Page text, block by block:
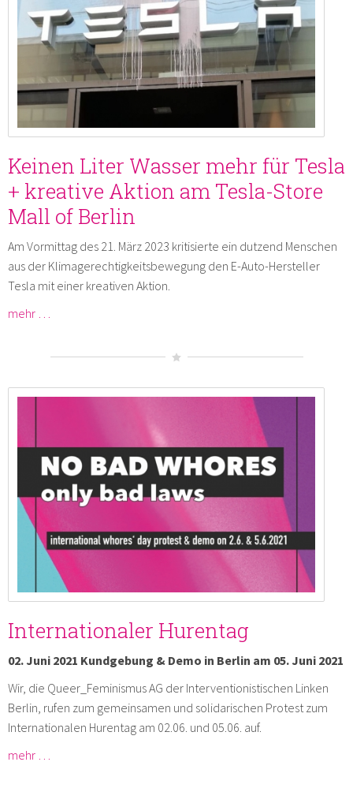
Keinen Liter Wasser mehr für Tesla
+ kreative Aktion am Tesla-Store
Mall of Berlin
Am Vormittag des 21. März 2023 kritisierte ein dutzend Menschen
aus der Klimagerechtigkeitsbewegung den E-Auto-Hersteller
Tesla mit einer kreativen Aktion.
mehr …
Internationaler Hurentag
02. Juni 2021 Kundgebung & Demo in Berlin am 05. Juni 2021
Wir, die Queer_Feminismus AG der Interventionistischen Linken
Berlin, rufen zum gemeinsamen und solidarischen Protest zum
Internationalen Hurentag am 02.06. und 05.06. auf.
mehr …